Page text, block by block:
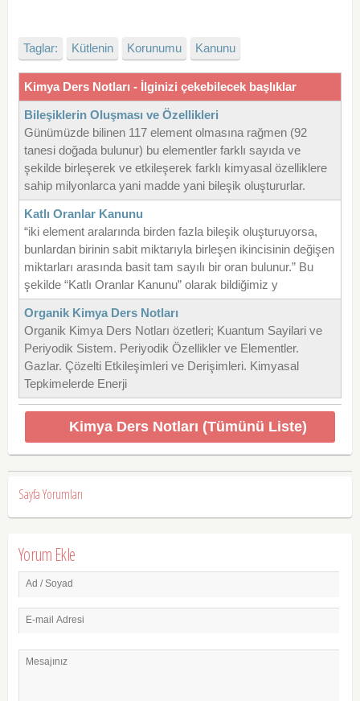
Taglar: Kütlenin Korunumu Kanunu
Kimya Ders Notları - İlginizi çekebilecek başlıklar
Bileşiklerin Oluşması ve Özellikleri
Günümüzde bilinen 117 element olmasına rağmen (92
tanesi doğada bulunur) bu elementler farklı sayıda ve
şekilde birleşerek ve etkileşerek farklı kimyasal özelliklere
sahip milyonlarca yani madde yani bileşik oluştururlar.
Katlı Oranlar Kanunu
“iki element aralarında birden fazla bileşik oluşturuyorsa,
bunlardan birinin sabit miktarıyla birleşen ikincisinin değişen
miktarları arasında basit tam sayılı bir oran bulunur.” Bu
şekilde “Katlı Oranlar Kanunu” olarak bildiğimiz y
Organik Kimya Ders Notları
Organik Kimya Ders Notları özetleri; Kuantum Sayilari ve
Periyodik Sistem. Periyodik Özellikler ve Elementler.
Gazlar. Çözelti Etkileşimleri ve Derişimleri. Kimyasal
Tepkimelerde Enerji
Kimya Ders Notları (Tümünü Liste)
Sayfa Yorumları
Yorum Ekle
Ad / Soyad
E-mail Adresi
Mesajınız